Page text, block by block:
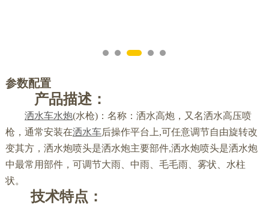
参数配置
产品描述：
洒水车水炮(水枪)：名称：洒水高炮，又名洒水高压喷
枪，通常安装在洒水车后操作平台上,可任意调节自由旋转改
变其方，洒水炮喷头是洒水炮主要部件,洒水炮喷头是洒水炮
中最常用部件，可调节大雨、中雨、毛毛雨、雾状、水柱
状。
技术特点：